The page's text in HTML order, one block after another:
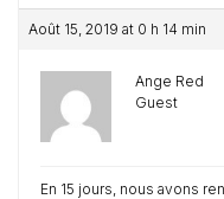
Août 15, 2019 at 0 h 14 min
Ange Red
Guest
En 15 jours, nous avons